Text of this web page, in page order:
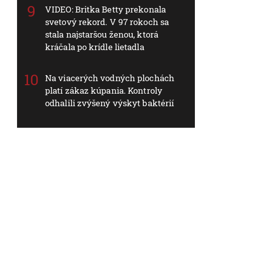
VIDEO: Britka Betty prekonala
svetový rekord. V 97 rokoch sa
stala najstaršou ženou, ktorá
kráčala po krídle lietadla
Na viacerých vodných plochách
platí zákaz kúpania. Kontroly
odhalili zvýšený výskyt baktérií